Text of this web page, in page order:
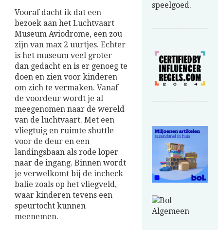
Vooraf dacht ik dat een
bezoek aan het Luchtvaart
Museum Aviodrome, een zou
zijn van max 2 uurtjes. Echter
is het museum veel groter
dan gedacht en is er genoeg te
doen en zien voor kinderen
om zich te vermaken. Vanaf
de voordeur wordt je al
meegenomen naar de wereld
van de luchtvaart. Met een
vliegtuig en ruimte shuttle
voor de deur en een
landingsbaan als rode loper
naar de ingang. Binnen wordt
je verwelkomt bij de incheck
balie zoals op het vliegveld,
waar kinderen tevens een
speurtocht kunnen
meenemen.
speelgoed.